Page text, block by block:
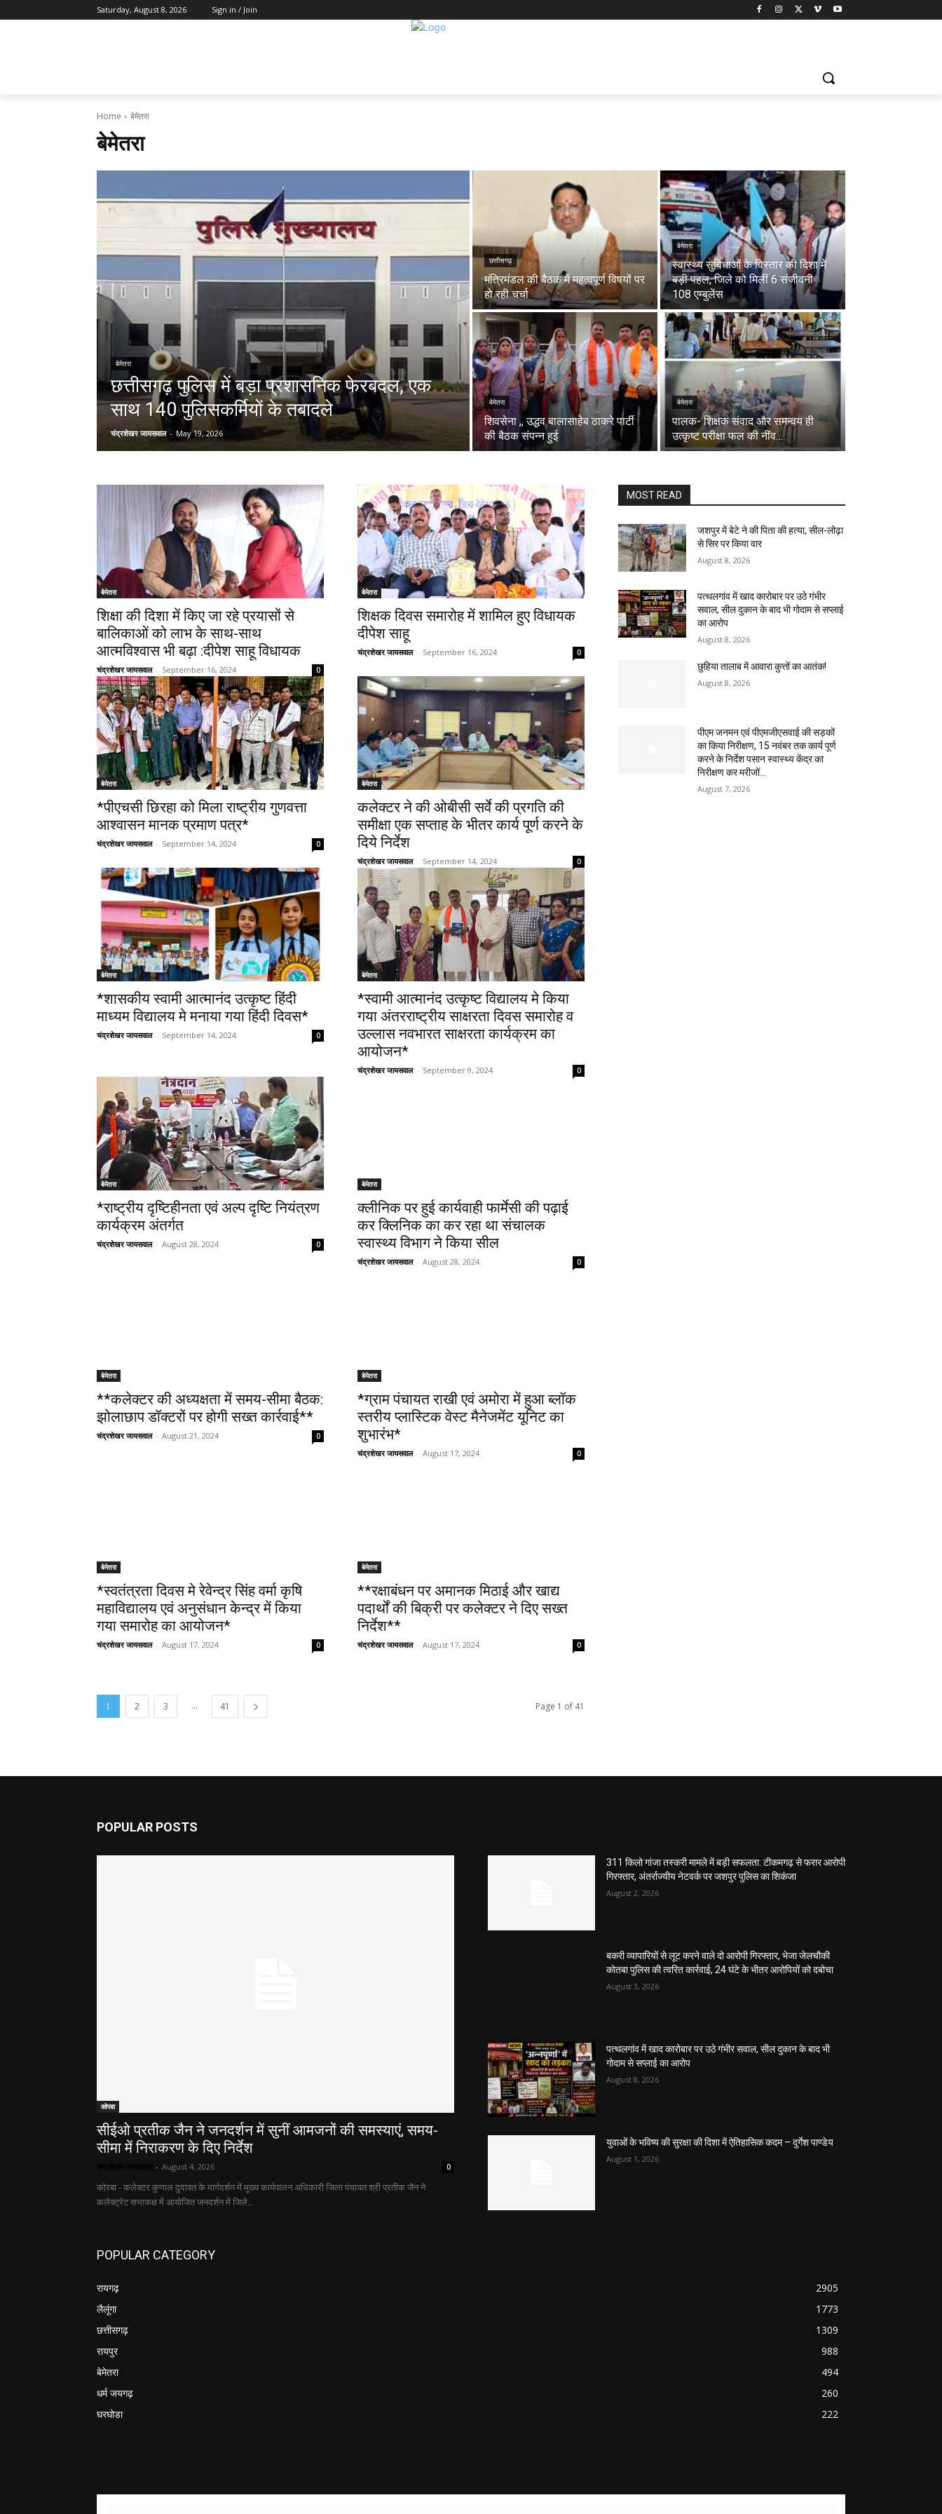
Saturday, August 8, 2026 Sign in / Join
Home बेमेतरा
बेमेतरा
बेमेतरा
छत्तीसगढ़ पुलिस में बड़ा प्रशासनिक फेरबदल, एक
साथ 140 पुलिसकर्मियों के तबादले
चंद्रशेखर जायसवाल - May 19, 2026
छत्तीसगढ़
मंत्रिमंडल की बैठक में महत्वपूर्ण विषयों पर
हो रही चर्चा
बेमेतरा
स्वास्थ्य सुविधाओं के विस्तार की दिशा में
बड़ी पहल, जिले को मिलीं 6 संजीवनी
108 एम्बुलेंस
बेमेतरा
शिवसेना ,, उद्धव बालासाहेब ठाकरे पार्टी
की बैठक संपन्न हुई
बेमेतरा
पालक- शिक्षक संवाद और समन्वय ही
उत्कृष्ट परीक्षा फल की नींव…
बेमेतरा
शिक्षा की दिशा में किए जा रहे प्रयासों से
बालिकाओं को लाभ के साथ-साथ
आत्मविश्वास भी बढ़ा :दीपेश साहू विधायक
चंद्रशेखर जायसवाल - September 16, 2024 0
बेमेतरा
शिक्षक दिवस समारोह में शामिल हुए विधायक
दीपेश साहू
चंद्रशेखर जायसवाल - September 16, 2024 0
बेमेतरा
*पीएचसी छिरहा को मिला राष्ट्रीय गुणवत्ता
आश्वासन मानक प्रमाण पत्र*
चंद्रशेखर जायसवाल - September 14, 2024 0
बेमेतरा
कलेक्टर ने की ओबीसी सर्वे की प्रगति की
समीक्षा एक सप्ताह के भीतर कार्य पूर्ण करने के
दिये निर्देश
चंद्रशेखर जायसवाल - September 14, 2024 0
बेमेतरा
*शासकीय स्वामी आत्मानंद उत्कृष्ट हिंदी
माध्यम विद्यालय मे मनाया गया हिंदी दिवस*
चंद्रशेखर जायसवाल - September 14, 2024 0
बेमेतरा
*स्वामी आत्मानंद उत्कृष्ट विद्यालय मे किया
गया अंतरराष्ट्रीय साक्षरता दिवस समारोह व
उल्लास नवभारत साक्षरता कार्यक्रम का
आयोजन*
चंद्रशेखर जायसवाल - September 9, 2024 0
बेमेतरा
*राष्ट्रीय दृष्टिहीनता एवं अल्प दृष्टि नियंत्रण
कार्यक्रम अंतर्गत
चंद्रशेखर जायसवाल - August 28, 2024 0
बेमेतरा
क्लीनिक पर हुई कार्यवाही फार्मेसी की पढ़ाई
कर क्लिनिक का कर रहा था संचालक
स्वास्थ्य विभाग ने किया सील
चंद्रशेखर जायसवाल - August 28, 2024 0
बेमेतरा
**कलेक्टर की अध्यक्षता में समय-सीमा बैठक:
झोलाछाप डॉक्टरों पर होगी सख्त कार्रवाई**
चंद्रशेखर जायसवाल - August 21, 2024 0
बेमेतरा
*ग्राम पंचायत राखी एवं अमोरा में हुआ ब्लॉक
स्तरीय प्लास्टिक वेस्ट मैनेजमेंट यूनिट का
शुभारंभ*
चंद्रशेखर जायसवाल - August 17, 2024 0
बेमेतरा
*स्वतंत्रता दिवस मे रेवेन्द्र सिंह वर्मा कृषि
महाविद्यालय एवं अनुसंधान केन्द्र में किया
गया समारोह का आयोजन*
चंद्रशेखर जायसवाल - August 17, 2024 0
बेमेतरा
**रक्षाबंधन पर अमानक मिठाई और खाद्य
पदार्थों की बिक्री पर कलेक्टर ने दिए सख्त
निर्देश**
चंद्रशेखर जायसवाल - August 17, 2024 0
1 2 3 ... 41 Page 1 of 41
MOST READ
जशपुर में बेटे ने की पिता की हत्या, सील-लोढ़ा
से सिर पर किया वार
August 8, 2026
पत्थलगांव में खाद कारोबार पर उठे गंभीर
सवाल, सील दुकान के बाद भी गोदाम से सप्लाई
का आरोप
August 8, 2026
छुहिया तालाब में आवारा कुत्तों का आतंक!
August 8, 2026
पीएम जनमन एवं पीएमजीएसवाई की सड़कों
का किया निरीक्षण, 15 नवंबर तक कार्य पूर्ण
करने के निर्देश पसान स्वास्थ्य केंद्र का
निरीक्षण कर मरीजों...
August 7, 2026
POPULAR POSTS
कोरबा
सीईओ प्रतीक जैन ने जनदर्शन में सुनीं आमजनों की समस्याएं, समय-
सीमा में निराकरण के दिए निर्देश
- August 4, 2026 0
कोरबा - कलेक्टर कुणाल दुदावत के मार्गदर्शन में मुख्य कार्यपालन अधिकारी जिला पंचायत श्री प्रतीक जैन ने
कलेक्ट्रेट सभाकक्ष में आयोजित जनदर्शन में जिले...
311 किलो गांजा तस्करी मामले में बड़ी सफलता: टीकमगढ़ से फरार आरोपी
गिरफ्तार, अंतर्राज्यीय नेटवर्क पर जशपुर पुलिस का शिकंजा
August 2, 2026
बकरी व्यापारियों से लूट करने वाले दो आरोपी गिरफ्तार, भेजा जेलचौकी
कोतबा पुलिस की त्वरित कार्रवाई, 24 घंटे के भीतर आरोपियों को दबोचा
August 3, 2026
पत्थलगांव में खाद कारोबार पर उठे गंभीर सवाल, सील दुकान के बाद भी
गोदाम से सप्लाई का आरोप
August 8, 2026
युवाओं के भविष्य की सुरक्षा की दिशा में ऐतिहासिक कदम – दुर्गेश पाण्डेय
August 1, 2026
POPULAR CATEGORY
रायगढ़
2905
लैलूंगा
1773
छत्तीसगढ़
1309
रायपुर
988
बेमेतरा
494
धर्म जयगढ़
260
घरघोडा
222